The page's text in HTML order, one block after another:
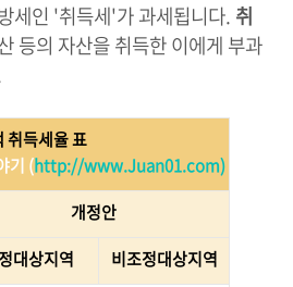
세인 '취득세'가 과세됩니다. 취
등의 자산을 취득한 이에게 부과
취득세율 표
기 (http://www.Juan01.com)
개정안
대상지역
비조정대상지역